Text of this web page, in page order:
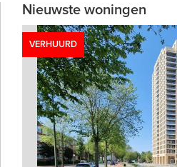
Nieuwste woningen
VERHUURD